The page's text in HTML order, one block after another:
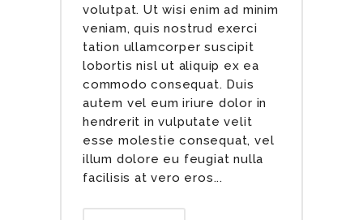
volutpat. Ut wisi enim ad minim
veniam, quis nostrud exerci
tation ullamcorper suscipit
lobortis nisl ut aliquip ex ea
commodo consequat. Duis
autem vel eum iriure dolor in
hendrerit in vulputate velit
esse molestie consequat, vel
illum dolore eu feugiat nulla
facilisis at vero eros...